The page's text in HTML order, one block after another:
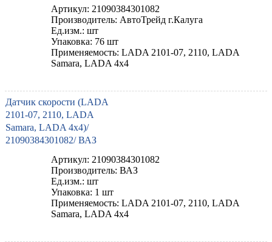
Артикул: 21090384301082
Производитель: АвтоТрейд г.Калуга
Ед.изм.: шт
Упаковка: 76 шт
Применяемость: LADA 2101-07, 2110, LADA
Samara, LADA 4x4
Датчик скорости (LADA
2101-07, 2110, LADA
Samara, LADA 4x4)/
21090384301082/ ВАЗ
Артикул: 21090384301082
Производитель: ВАЗ
Ед.изм.: шт
Упаковка: 1 шт
Применяемость: LADA 2101-07, 2110, LADA
Samara, LADA 4x4